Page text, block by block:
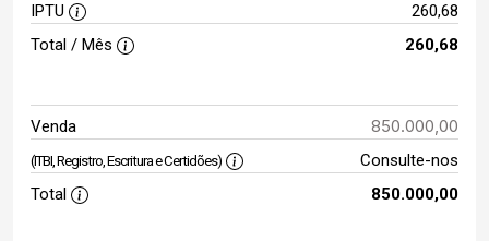
IPTU
260,68
Total / Mês
260,68
Venda 850.000,00
(ITBI, Registro, Escritura e Certidões)
Consulte-nos
Total
850.000,00